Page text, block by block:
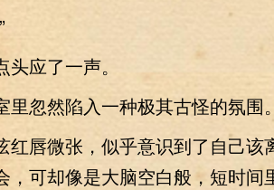
应了一声。
忽然陷入一种极其古怪的氛围。
微张，似乎意识到了自己该
，可却像是大脑空白般，短时间